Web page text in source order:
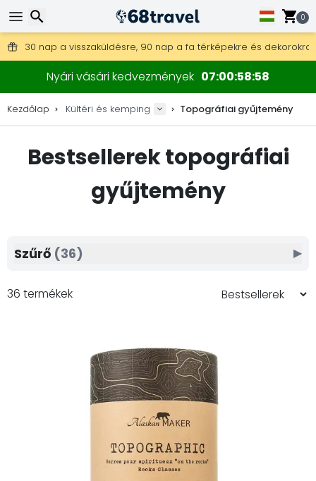
0
Ingyenes szállítás 25 000 Ft feletti megrendelés esetén.
30 nap a visszaküldésre, 90 nap a fa térképekre és dekorokra.
A legjobb árak outdoor felszerelésekre és kiegészítőkre.
Nyári vásári kedvezmények 07 00 58 56
Kezdőlap Kültéri és kemping Topográfiai gyűjtemény
Bestsellerek topográfiai
gyűjtemény
36 termékek
Szűrő (36) ▶
Keresés
Keresés